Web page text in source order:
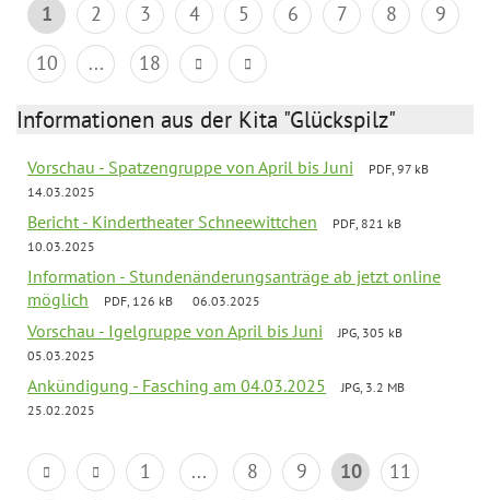
1 2 3 4 5 6 7 8
9
10
... 18
Informationen aus der Kita "Glückspilz"
Vorschau - Spatzengruppe von April bis Juni
PDF, 97 kB
14.03.2025
Bericht - Kindertheater Schneewittchen
PDF, 821 kB
10.03.2025
Information - Stundenänderungsanträge ab jetzt online
möglich
PDF, 126 kB 06.03.2025
Vorschau - Igelgruppe von April bis Juni
JPG, 305 kB
05.03.2025
Ankündigung - Fasching am 04.03.2025
JPG, 3.2 MB
25.02.2025
1 ... 8 9 10
11